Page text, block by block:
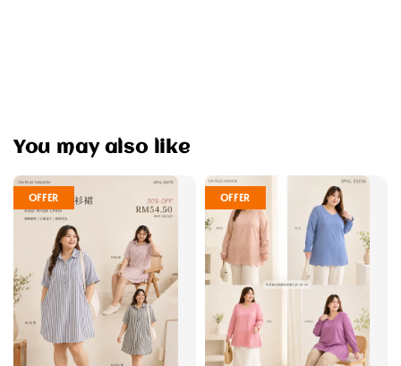
You may also like
OFFER OFFER